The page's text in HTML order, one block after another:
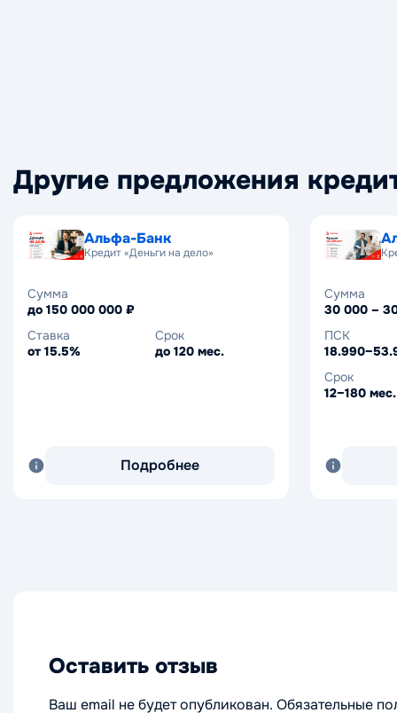
Другие предложения
Альфа-Банк
Кредит «Деньги на дело»
Сумма
до 150 000 000 ₽
Ставка
от 15.5%
Срок
до 120 мес.
Подробнее
Сумма
30 000 –
ПСК
Срок
12–180 мес.
Оставить отзыв
Ваш email не будет опубликован. Обязательные